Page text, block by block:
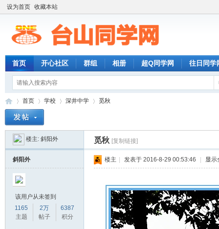
设为首页 收藏本站
首页 开心社区 群组 相册 超Q同学网 往日同学
»
首页
›
学校
›
深井中学 觅秋
楼主: 斜阳外 觅秋 [复制链接]
斜阳外
该用户从未签到
1165
主题
2万
帖子
6387
积分
楼主 发表于 2016-8-29 00:53:46 显示